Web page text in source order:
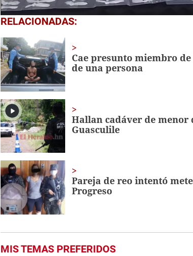
0
seconds
2
minutes,
28
secondsVolume
0%
RELACIONADAS:
Cae presunto miembro
de una persona
Hallan cadáver de menor
Guasculile
Pareja de reo intentó
Progreso
MIS TEMAS PREFERIDOS